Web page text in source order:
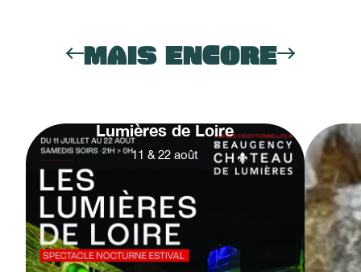
MAIS ENCORE
Lumières de Loire
11 & 22 août